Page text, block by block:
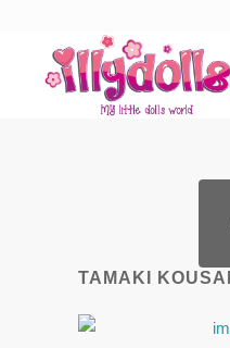
TAMAKI